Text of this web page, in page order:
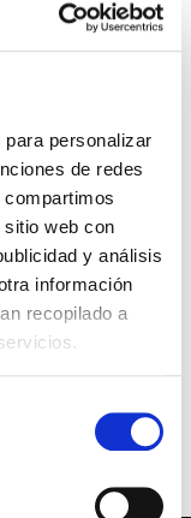
personalizar
de redes
web con
y análisis
información
recopilado a